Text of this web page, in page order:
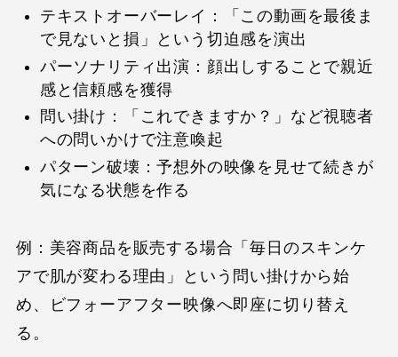
テキストオーバーレイ：「この動画を最後ま
で見ないと損」という切迫感を演出
パーソナリティ出演：顔出しすることで親近
感と信頼感を獲得
問い掛け：「これできますか？」など視聴者
への問いかけで注意喚起
パターン破壊：予想外の映像を見せて続きが
気になる状態を作る
例：美容商品を販売する場合「毎日のスキンケ
アで肌が変わる理由」という問い掛けから始
め、ビフォーアフター映像へ即座に切り替え
る。